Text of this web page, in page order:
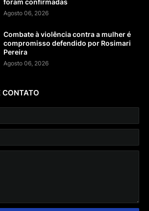
Agosto 06, 2026
Combate à violência contra a mulher é
compromisso defendido por Rosimari
Pereira
Agosto 06, 2026
CONTATO